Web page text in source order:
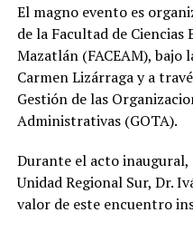
El magno evento es
de la Facultad de
Mazatlán (FACEAM), bajo
Carmen Lizárraga y a
Gestión de las
Administrativas (GOTA).
Durante el acto
Unidad Regional Sur, Dr.
valor de este encuentro